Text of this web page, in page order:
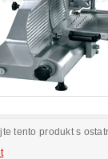
tento produkt s